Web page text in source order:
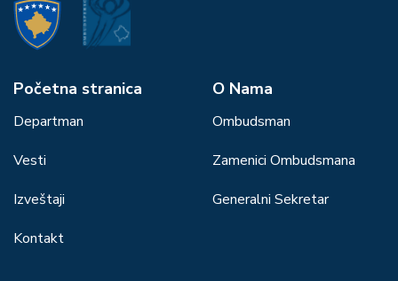
Početna stranica
Departman
Vesti
Izveštaji
Kontakt
О Nama
Ombudsman
Zamenici Ombudsmana
Generalni Sekretar